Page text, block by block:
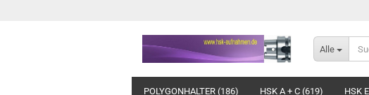
Alle
POLYGONHALTER (186) HSK A + C (619) HSK